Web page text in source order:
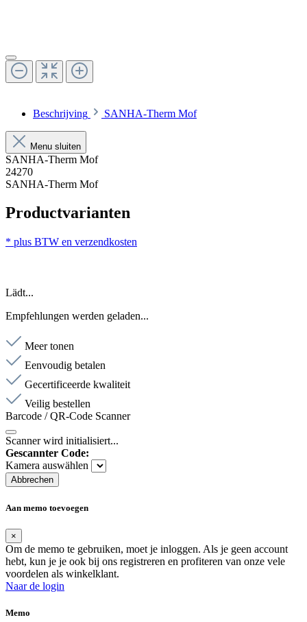
Beschrijving SANHA-Therm Mof
Menu sluiten
SANHA-Therm Mof
24270
SANHA-Therm Mof
Productvarianten
* plus BTW en verzendkosten
Lädt...
Empfehlungen werden geladen...
Meer tonen
Eenvoudig betalen
Gecertificeerde kwaliteit
Veilig bestellen
Barcode / QR-Code Scanner
Scanner wird initialisiert...
Gescannter Code:
Kamera auswählen
Abbrechen
Aan memo toevoegen
×
Om de memo te gebruiken, moet je inloggen. Als je geen account
hebt, kun je je ook bij ons registreren en profiteren van onze vele
voordelen als winkelklant.
Naar de login
Memo